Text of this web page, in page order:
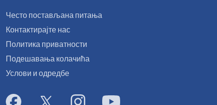
Често постављана питања
Контактирајте нас
Политика приватности
Подешавања колачића
Услови и одредбе